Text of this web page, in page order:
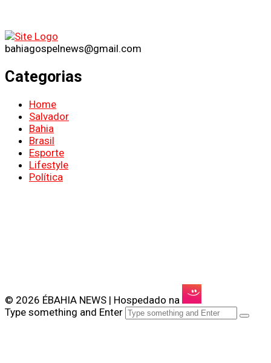
bahiagospelnews@gmail.com
Categorias
Home
Salvador
Bahia
Brasil
Esporte
Lifestyle
Política
© 2026 ÉBAHIA NEWS | Hospedado na
Type something and Enter